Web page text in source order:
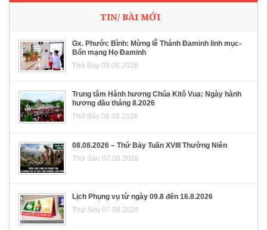
TIN/ BÀI MỚI
Gx. Phước Bình: Mừng lễ Thánh Đaminh linh mục-
Bổn mạng Họ Đaminh
Thứ Bảy 08.08.2026
Trung tâm Hành hương Chúa Kitô Vua: Ngày hành
hương đầu tháng 8.2026
Thứ Bảy 08.08.2026
08.08.2026 – Thứ Bảy Tuần XVIII Thường Niên
Thứ Sáu 07.08.2026
Lịch Phụng vụ từ ngày 09.8 đến 16.8.2026
Thứ Sáu 07.08.2026